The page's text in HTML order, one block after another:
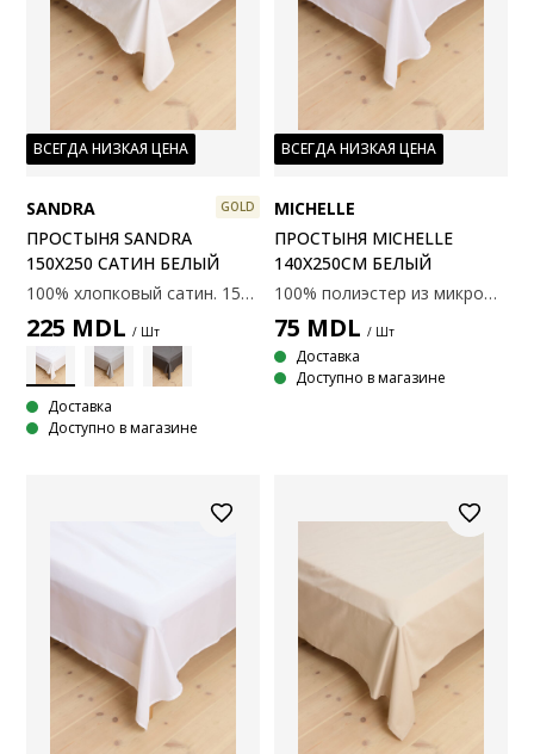
ВСЕГДА НИЗКАЯ ЦЕНА
SANDRA GOLD
ПРОСТЫНЯ SANDRA
150X250 САТИН БЕЛЫЙ
100% хлопковый сатин. 150x250 см
225 MDL / Шт
Доставка
Доступно в магазине
ВСЕГДА НИЗКАЯ ЦЕНА
MICHELLE
ПРОСТЫНЯ MICHELLE
140Х250СМ БЕЛЫЙ
100% полиэстер из микрофибры. Не требует глажения. 140x250 см
75 MDL / Шт
Доставка
Доступно в магазине